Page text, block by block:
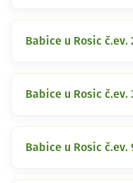
Babice u Rosic č.ev.
Babice u Rosic č.ev.
Babice u Rosic č.ev.